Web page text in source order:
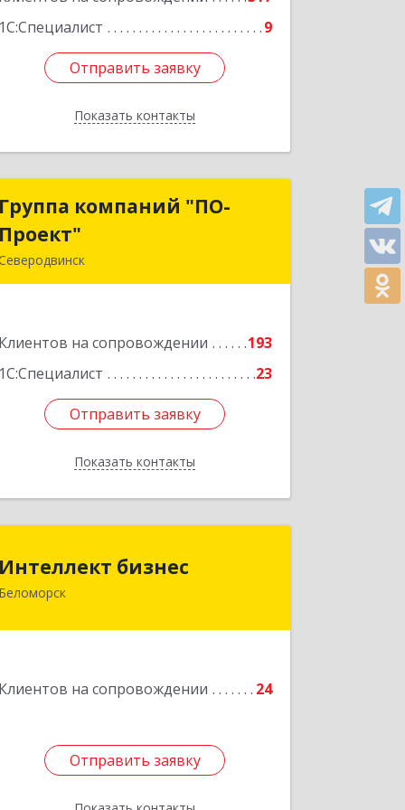
1С:Специалист
9
Отправить заявку
Показать контакты
Отправить заявку
Назад
Группа компаний "ПО-
Проект"
Клиентов на сопровождении
193
1С:Специалист
23
Отправить заявку
Показать контакты
Группа компаний "ПО-
Подробнее
Отправить заявку
Назад
Интеллект бизнес
Беломорск
Клиентов на сопровождении 24
Отправить заявку
Интеллект бизнес
г. Беломорск, Портовое шоссе, д.1
Отправить заявку